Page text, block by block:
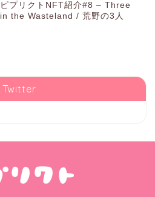
ピプリクトNFT紹介#8 – Three
in the Wasteland / 荒野の3人
Twitter